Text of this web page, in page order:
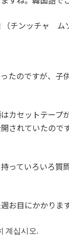
（チンッチャ ム
たのですが、子
カセットテープ
されていたので
っていろいろ質
お目にかかりま
계십시오.